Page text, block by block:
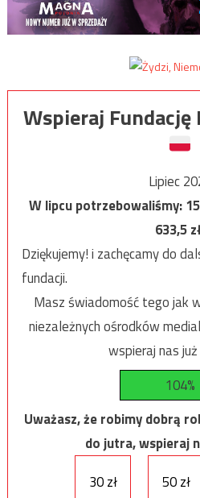
Wspieraj Fundację
Lipiec
W lipcu potrzebowaliśmy:
633,5
Dziękujemy! i zachęcamy do
fundacji.
Masz świadomość tego jak
niezależnych ośrodków
wspieraj nas
104%
Uważasz, że robimy dobrą
do jutra, wspieraj
30 zł
50 zł